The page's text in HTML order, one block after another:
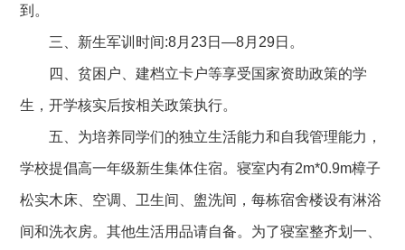
到。
三、新生军训时间:8月23日—8月29日。
四、贫困户、建档立卡户等享受国家资助政策的学
生，开学核实后按相关政策执行。
五、为培养同学们的独立生活能力和自我管理能力，
学校提倡高一年级新生集体住宿。寝室内有2m*0.9m樟子
松实木床、空调、卫生间、盥洗间，每栋宿舍楼设有淋浴
间和洗衣房。其他生活用品请自备。为了寝室整齐划一、